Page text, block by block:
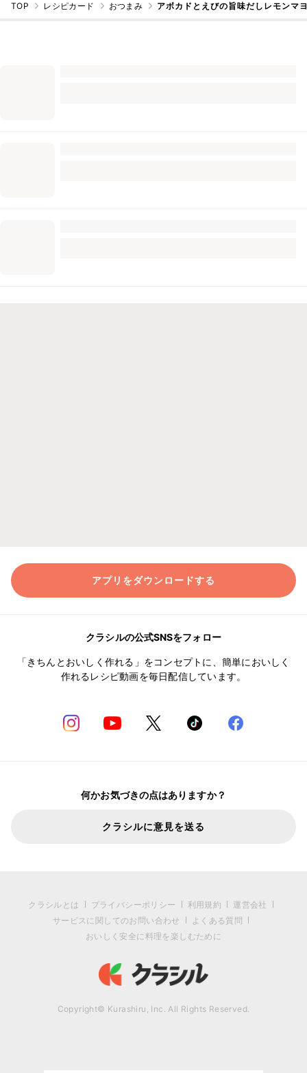
TOP レシピカード おつまみ アボカドとえびの旨味だしレモンマ
アプリをダウンロードする
クラシルの公式SNSをフォロー
「きちんとおいしく作れる」をコンセプトに、簡単においしく
作れるレシピ動画を毎日配信しています。
何かお気づきの点はありますか？
クラシルに意見を送る
クラシルとは プライバシーポリシー 利用規約
運営会社
サービスに関してのお問い合わせ
よくある質問
おいしく安全に料理を楽しむために
Copyright© Kurashiru, Inc. All Rights Reserved.